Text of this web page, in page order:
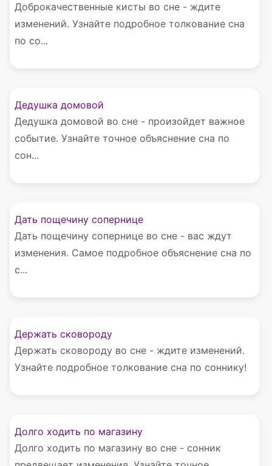
Доброкачественные кисты во сне - ждите
изменений. Узнайте подробное толкование сна
по со...
Дедушка домовой
Дедушка домовой во сне - произойдет важное
событие. Узнайте точное объяснение сна по
сон...
Дать пощечину сопернице
Дать пощечину сопернице во сне - вас ждут
изменения. Самое подробное объяснение сна по
с...
Держать сковороду
Держать сковороду во сне - ждите изменений.
Узнайте подробное толкование сна по соннику!
Долго ходить по магазину
Долго ходить по магазину во сне - сонник